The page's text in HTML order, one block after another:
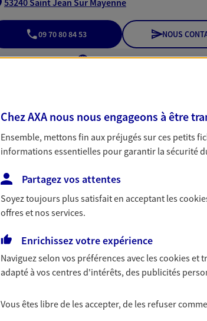
53240 Saint Jean Sur Mayenne
09 70 80 84 53 NOUS
VOIR NOTRE SITE WEB
Chez AXA nous nous engageons à être
Ensemble, mettons fin aux préjugés sur ces petits
informations essentielles pour garantir la sécurité
Partagez vos attentes
Soyez toujours plus satisfait en acceptant les
offres et nos services.
Enrichissez votre expérience
Naviguez selon vos préférences avec lescookies et
adapté à vos centres d'intérêts, des publicités
Vous êtes libre de les accepter, de les refuser